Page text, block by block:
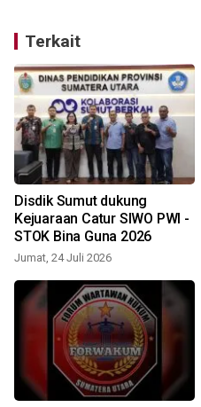
Terkait
Disdik Sumut dukung
Kejuaraan Catur SIWO PWI -
STOK Bina Guna 2026
Jumat, 24 Juli 2026